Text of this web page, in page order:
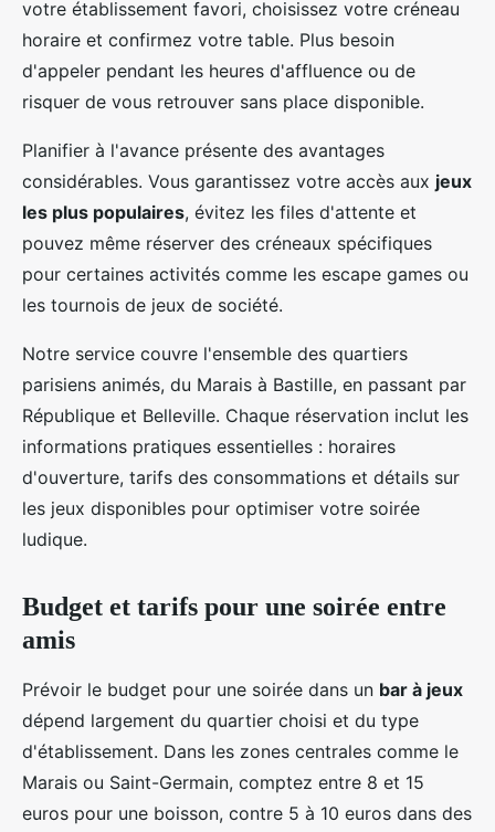
votre établissement favori, choisissez votre créneau
horaire et confirmez votre table. Plus besoin
d'appeler pendant les heures d'affluence ou de
risquer de vous retrouver sans place disponible.
Planifier à l'avance présente des avantages
considérables. Vous garantissez votre accès aux jeux
les plus populaires, évitez les files d'attente et
pouvez même réserver des créneaux spécifiques
pour certaines activités comme les escape games ou
les tournois de jeux de société.
Notre service couvre l'ensemble des quartiers
parisiens animés, du Marais à Bastille, en passant par
République et Belleville. Chaque réservation inclut les
informations pratiques essentielles : horaires
d'ouverture, tarifs des consommations et détails sur
les jeux disponibles pour optimiser votre soirée
ludique.
Budget et tarifs pour une soirée entre
amis
Prévoir le budget pour une soirée dans un bar à jeux
dépend largement du quartier choisi et du type
d'établissement. Dans les zones centrales comme le
Marais ou Saint-Germain, comptez entre 8 et 15
euros pour une boisson, contre 5 à 10 euros dans des